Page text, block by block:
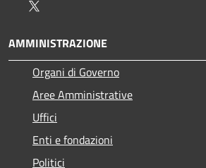
AMMINISTRAZIONE
Organi di Governo
Aree Amministrative
Uffici
Enti e fondazioni
Politici